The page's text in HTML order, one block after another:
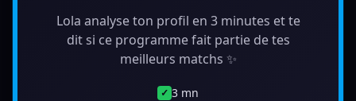
Lola analyse ton profil en 3 minutes et te
dit si ce programme fait partie de tes
meilleurs matchs ✨
✓ 3 mn